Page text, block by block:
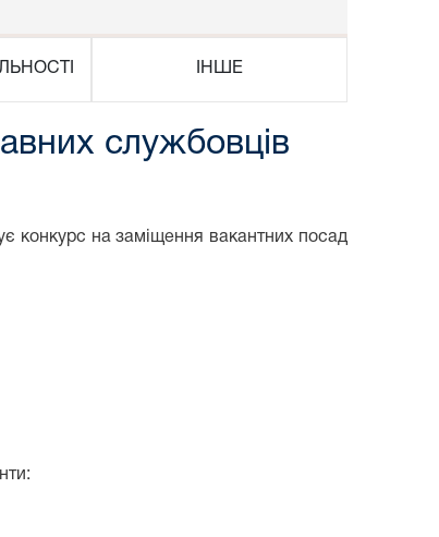
ІНШЕ
службовців
конкурс на заміщення вакантних посад